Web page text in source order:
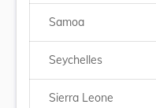
Samoa
Seychelles
Sierra Leone